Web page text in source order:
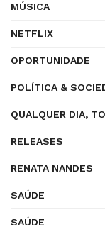
MÚSICA
NETFLIX
OPORTUNIDADE
POLÍTICA &
QUALQUER DIA,
RELEASES
RENATA NANDES
SAÚDE
SAÚDE